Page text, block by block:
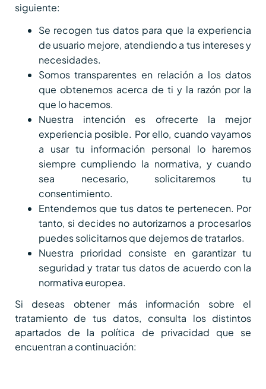
siguiente:
Se recogen tus datos para que la experiencia
de usuario mejore, atendiendo a tus intereses y
necesidades.
Somos transparentes en relación a los datos
que obtenemos acerca de ti y la razón por la
que lo hacemos.
Nuestra intención es ofrecerte la mejor
experiencia posible. Por ello, cuando vayamos
a usar tu información personal lo haremos
siempre cumpliendo la normativa, y cuando
sea necesario, solicitaremos tu
consentimiento.
Entendemos que tus datos te pertenecen. Por
tanto, si decides no autorizarnos a procesarlos
puedes solicitarnos que dejemos de tratarlos.
Nuestra prioridad consiste en garantizar tu
seguridad y tratar tus datos de acuerdo con la
normativa europea.
Si deseas obtener más información sobre el
tratamiento de tus datos, consulta los distintos
apartados de la política de privacidad que se
encuentran a continuación: